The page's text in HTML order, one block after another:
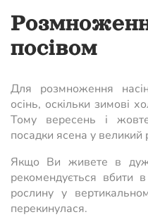
посівом
Для розмноження
осінь, оскільки зимові
Тому вересень і
посадки ясена у великий
Якщо Ви живете в дуже
рекомендується вбити
рослину у
перекинулася.